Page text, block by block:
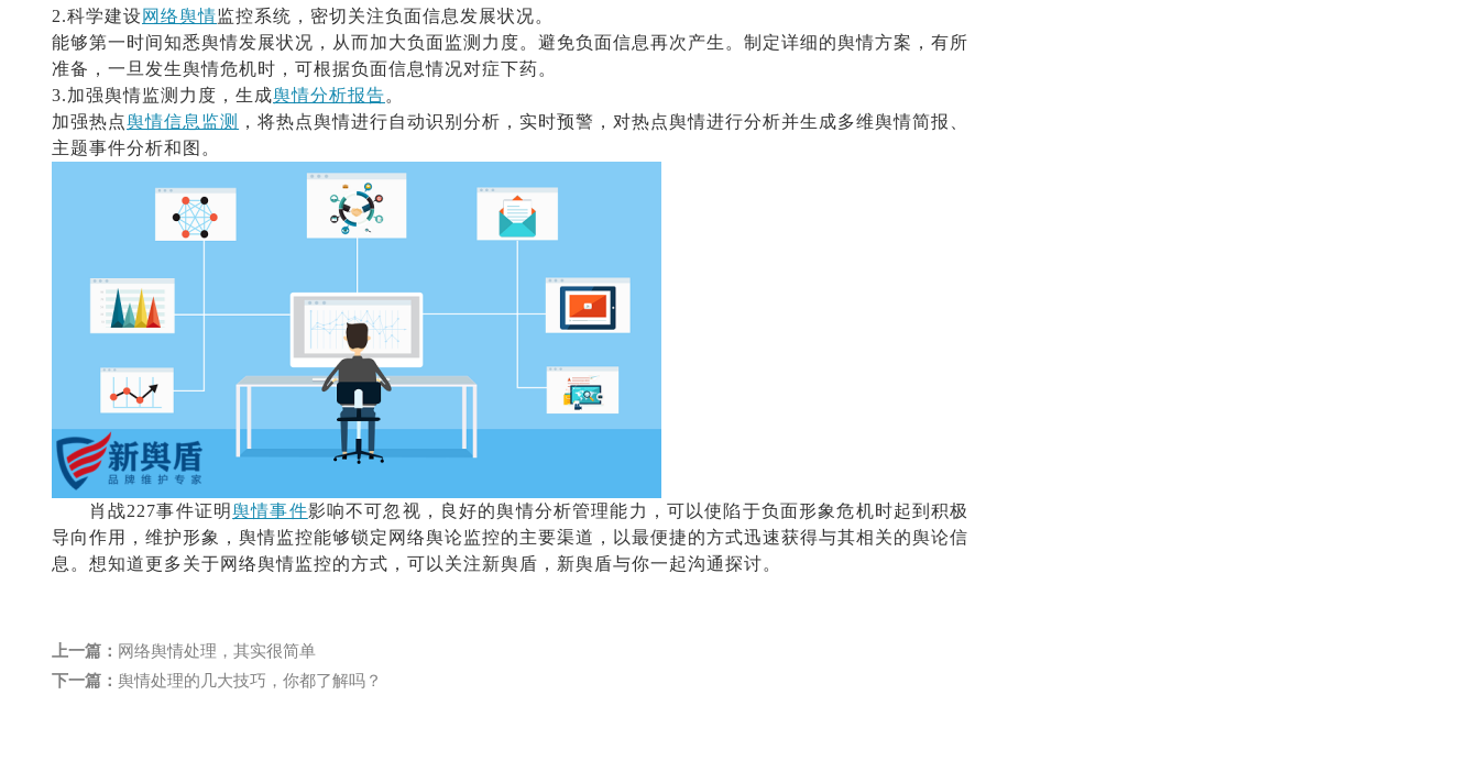
2.科学建设 网络舆情监控系统，密切关注负面信息发展状况。
能够第一时间知悉舆情发展状况，从而加大负面监测力度。避免负面信息再次产生。制定详细的舆情方案，有所
准备，一旦发生舆情危机时，可根据负面信息情况对症下药。
3.加强舆情监测力度，生成舆情分析报告。
加强热点舆情信息监测
，将热点舆情进行自动识别分析，实时预警，对热点舆情进行分析并生成多维舆情简报、
主题事件分析和图。
肖战227事件证明舆情事件影响不可忽视，良好的舆情分析管理能力，可以使陷于负面形象危机时起到积极
导向作用，维护形象，舆情监控能够锁定网络舆论监控的主要渠道，以最便捷的方式迅速获得与其相关的舆论信
息。想知道更多关于网络舆情监控的方式，可以关注新舆盾，新舆盾与你一起沟通探讨。
上一篇： 网络舆情处理，其实很简单
下一篇： 舆情处理的几大技巧，你都了解吗？